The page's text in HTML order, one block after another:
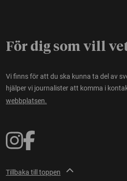
För dig som vill
Vi finns för att du ska kunna ta del av
hjälper vi journalister att komma i
webbplatsen.
Tillbaka till toppen